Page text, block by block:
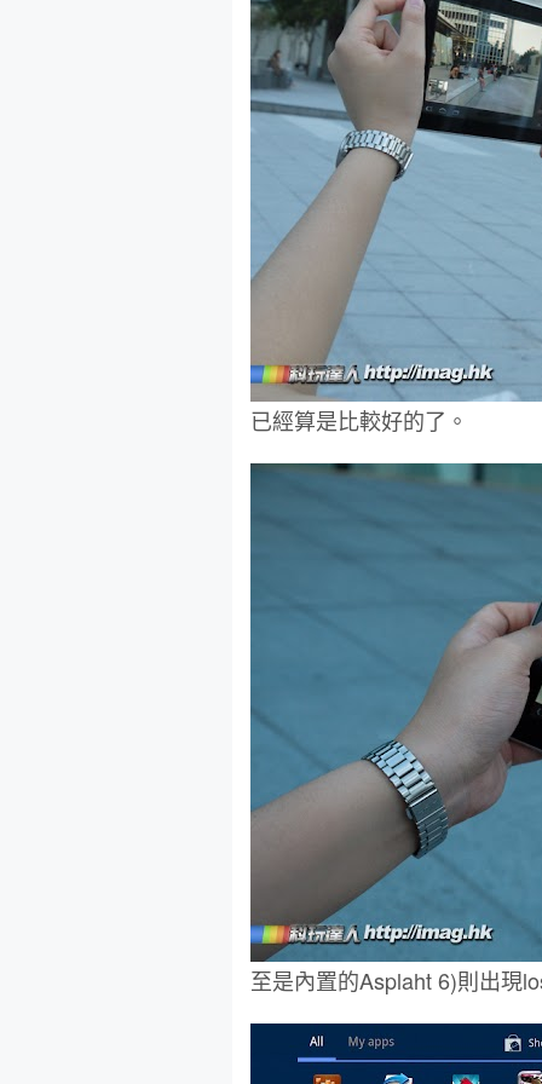
已經算是比較好的了。
至是內置的Asplaht 6)則出現